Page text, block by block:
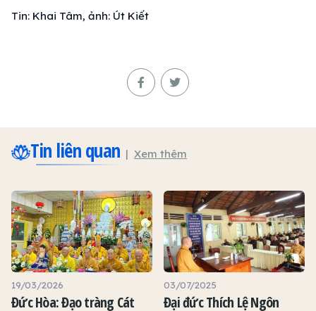
Tin: Khai Tâm, ảnh: Út Kiết
Tin liên quan Xem thêm
19/03/2026
Đức Hòa: Đạo tràng Cát
03/07/2025
Đại đức Thích Lệ Ngôn